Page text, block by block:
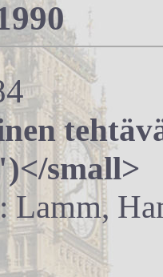
small>
Lamm,